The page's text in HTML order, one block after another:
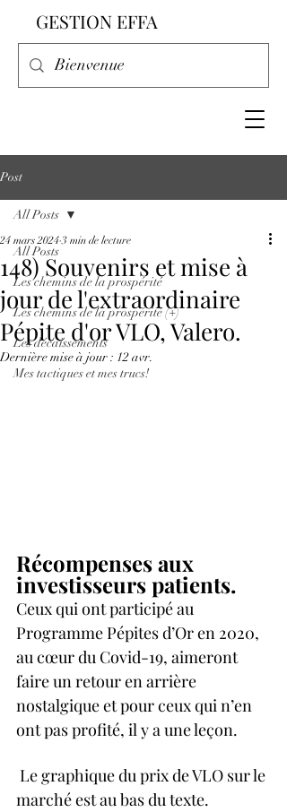
GESTION EFFA
Post
All Posts
Les chemins de la prospérité
Les chemins de la prospérité (+)
Les décaissements
Mes tactiques et mes trucs!
All Posts
148) Souvenirs et mise à
jour de l'extraordinaire
Pépite d'or VLO, Valero.
24 mars 2024 3 min de lecture
Dernière mise à jour : 12 avr.
Récompenses aux
investisseurs patients.
Ceux qui ont participé au
Programme Pépites d’Or en 2020,
au cœur du Covid-19, aimeront
faire un retour en arrière
nostalgique et pour ceux qui n’en
ont pas profité, il y a une leçon.
marché est au bas du texte.